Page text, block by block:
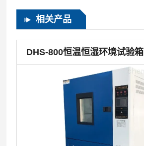
相关产品
DHS-800恒温恒湿环境试验箱